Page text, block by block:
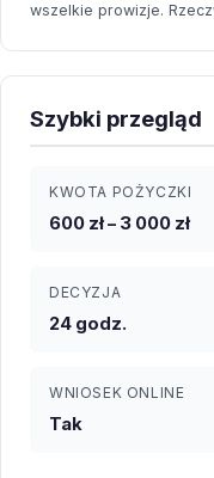
wszelkie prowizje.
Szybki przegląd
KWOTA POŻYCZKI
600 zł – 3 000 zł
DECYZJA
24 godz.
WNIOSEK ONLINE
Tak